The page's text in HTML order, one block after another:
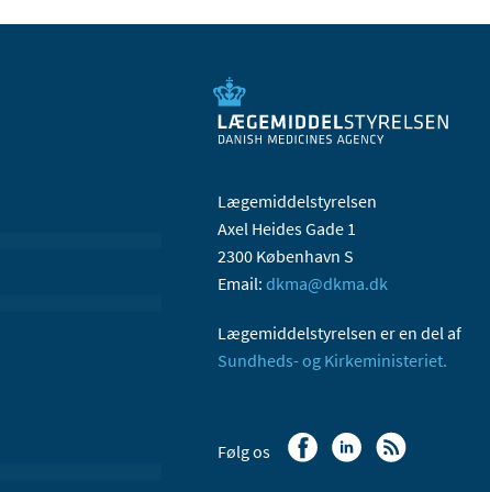
Lægemiddelstyrelsen
Axel Heides Gade 1
2300 København S
Email: dkma@dkma.dk
Lægemiddelstyrelsen er en del af
Sundheds- og Kirkeministeriet.
Følg os